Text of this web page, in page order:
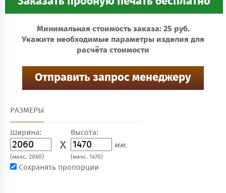
Минимальная стоимость заказа: 25 руб.
Укажите необходимые параметры изделия для
расчёта стоимости
РАЗМЕРЫ
Ширина:
X
(макс. 2060)
Высота:
мм.
(макс. 1470)
Сохранять пропорции